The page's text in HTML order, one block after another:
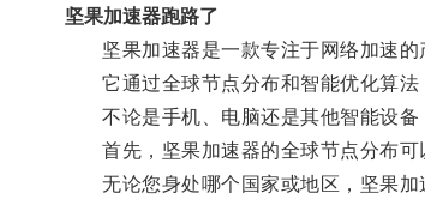
坚果加速器跑路了
坚果加速器是一款专注于网络加速的
它通过全球节点分布和智能优化算法
不论是手机、电脑还是其他智能设备
首先，坚果加速器的全球节点分布可
无论您身处哪个国家或地区，坚果加